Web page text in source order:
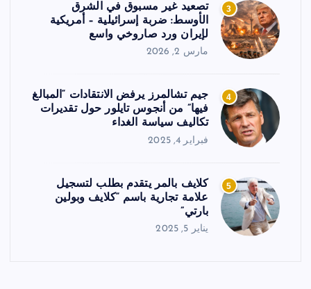
3
تصعيد غير مسبوق في الشرق
الأوسط: ضربة إسرائيلية – أمريكية
لإيران ورد صاروخي واسع
مارس 2, 2026
4
جيم تشالمرز يرفض الانتقادات “المبالغ
فيها” من أنجوس تايلور حول تقديرات
تكاليف سياسة الغداء
فبراير 4, 2025
5
كلايف بالمر يتقدم بطلب لتسجيل
علامة تجارية باسم “كلايف وبولين
بارتي”
يناير 5, 2025